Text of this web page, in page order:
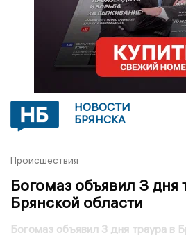
НОВОСТИ
БРЯНСКА
Происшествия
Богомаз объявил 3 дня
Брянской области
Богомаз объявил 3 дня траура в